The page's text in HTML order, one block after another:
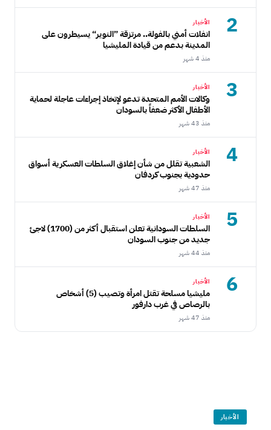
2 الأخبار
انفلات أمني بالفولة.. مرتزقة ”النوير“ يسيطرون على
المدينة بدعم من قيادة المليشيا
منذ 4 شهر
3 الأخبار
وكالات الأمم المتحدة تدعو لإتخاذ إجراءات عاجلة لحماية
الأطفال الأكثر ضعفاً بالسودان
منذ 43 شهر
4 الأخبار
الشعبية تقلل من شأن إغلاق السلطات العسكرية أسواق
حدودية بجنوب كردفان
منذ 47 شهر
5 الأخبار
السلطات السودانية تعلن استقبال أكثر من (1700) لاجئ
جديد من جنوب السودان
منذ 44 شهر
6 الأخبار
مليشيا مسلحة تقتل امرأة وتصيب (5) أشخاص
بالرصاص في غرب دارفور
منذ 47 شهر
الأخبار